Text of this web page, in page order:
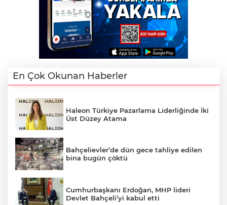
En Çok Okunan Haberler
Haleon Türkiye Pazarlama Liderliğinde İki
Üst Düzey Atama
Bahçelievler’de dün gece tahliye edilen
bina bugün çöktü
Cumhurbaşkanı Erdoğan, MHP lideri
Devlet Bahçeli’yi kabul etti